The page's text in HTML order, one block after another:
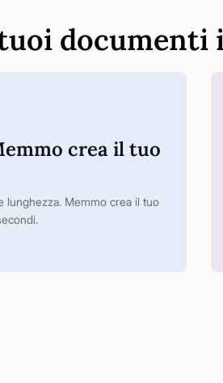
documenti
crea il tuo
lunghezza. Memmo crea il tuo